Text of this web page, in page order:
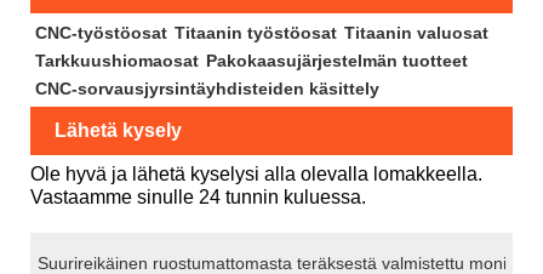
CNC-työstöosat Titaanin työstöosat Titaanin valuosat
Tarkkuushiomaosat Pakokaasujärjestelmän tuotteet
CNC-sorvausjyrsintäyhdisteiden käsittely
Lähetä kysely
Ole hyvä ja lähetä kyselysi alla olevalla lomakkeella.
Vastaamme sinulle 24 tunnin kuluessa.